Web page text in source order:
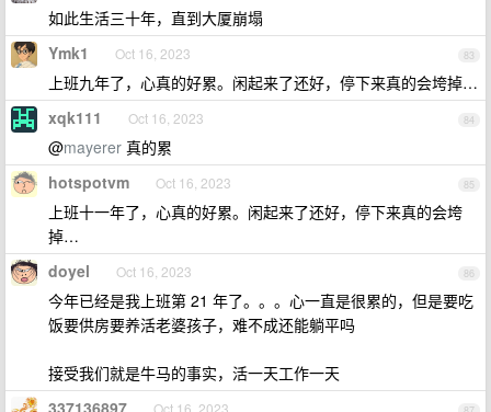
如此生活三十年，直到大厦崩塌
83
Ymk1 Oct 16, 2023
上班九年了，心真的好累。闲起来了还好，停下来真的会垮掉…
84
xqk111 Oct 16, 2023
@mayerer 真的累
85
hotspotvm Oct 16, 2023
上班十一年了，心真的好累。闲起来了还好，停下来真的会垮
掉…
86
doyel Oct 16, 2023
今年已经是我上班第 21 年了。。。心一直是很累的，但是要吃
饭要供房要养活老婆孩子，难不成还能躺平吗
接受我们就是牛马的事实，活一天工作一天
337136897 Oct 16, 2023